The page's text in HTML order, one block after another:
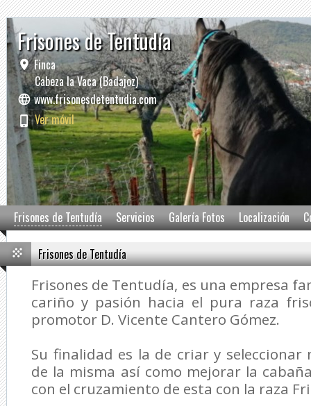
Frisones de Tentudía
Finca
Cabeza la Vaca (Badajoz)
www.frisonesdetentudia.com
Ver móvil
Frisones de Tentudía Servicios Galería Fotos Localización
Frisones de Tentudía
Frisones de Tentudía, es una empresa
cariño y pasión hacia el pura raza
promotor D. Vicente Cantero Gómez.
Su finalidad es la de criar y seleccionar
de la misma así como mejorar la
con el cruzamiento de esta con la raza